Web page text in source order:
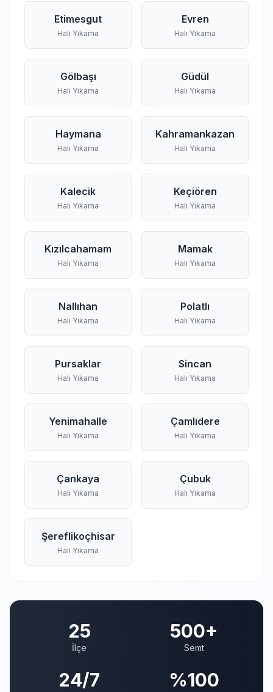
Etimesgut
Halı Yıkama
Evren
Halı Yıkama
Gölbaşı
Halı Yıkama
Güdül
Halı Yıkama
Haymana
Halı Yıkama
Kahramankazan
Halı Yıkama
Kalecik
Halı Yıkama
Keçiören
Halı Yıkama
Kızılcahamam
Halı Yıkama
Mamak
Halı Yıkama
Nallıhan
Halı Yıkama
Polatlı
Halı Yıkama
Pursaklar
Halı Yıkama
Sincan
Halı Yıkama
Yenimahalle
Halı Yıkama
Çamlıdere
Halı Yıkama
Çankaya
Halı Yıkama
Çubuk
Halı Yıkama
Şereflikoçhisar
Halı Yıkama
25
İlçe
500+
Semt
24/7 %100